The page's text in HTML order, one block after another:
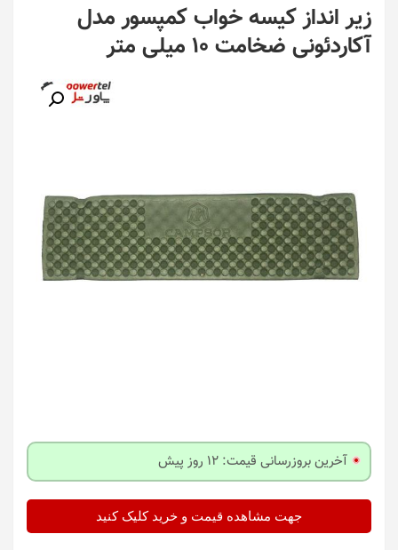
زیر انداز کیسه خواب کمپسور مدل
آکاردئونی ضخامت 10 میلی متر
آخرین بروزرسانی قیمت: 12 روز پیش
جهت مشاهده قیمت و خرید کلیک کنید